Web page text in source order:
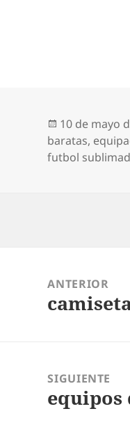
Publicado
el
10 de mayo
baratas,
futbol
entradas
ANTERIOR
Entrada
SIGUIENTE
Entrada
equipos